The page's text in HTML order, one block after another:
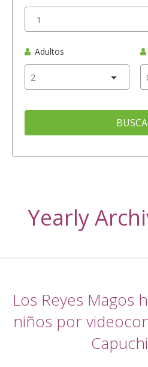
Adultos
Yearly
Los Reyes Magos
niños por